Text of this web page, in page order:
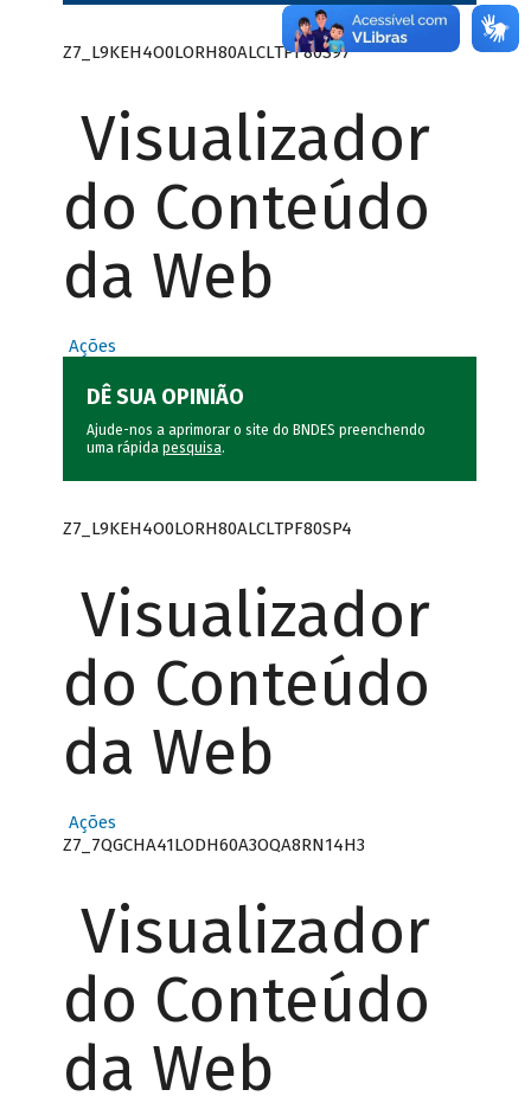
Z7_L9KEH4O0LORH80ALCLTPF80S97
Visualizador
do Conteúdo
da Web
Ações
DÊ SUA OPINIÃO
Ajude-nos a aprimorar o site do BNDES preenchendo
uma rápida pesquisa.
Z7_L9KEH4O0LORH80ALCLTPF80SP4
Visualizador
do Conteúdo
da Web
Ações
Z7_7QGCHA41LODH60A3OQA8RN14H3
Visualizador
do Conteúdo
da Web